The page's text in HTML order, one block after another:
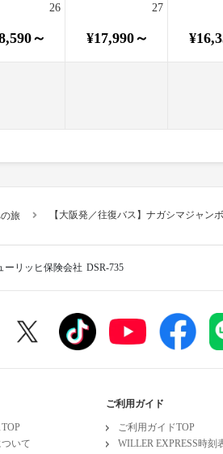
～
26
¥17,990～
27
旅 【大阪発／往復バス】ナガシマジャ
ーリッヒ保険会社 DSR-735
いて
ご利用ガイド
ご利用ガイドTOP
WILLER EXPRESS時刻